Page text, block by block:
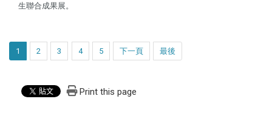
生聯合成果展。
1 2 3 4 5 下一頁 最後
Print this page